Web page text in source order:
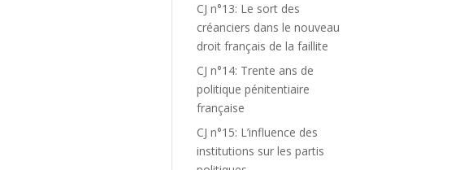
CJ n°13: Le sort des
créanciers dans le nouveau
droit français de la faillite
CJ n°14: Trente ans de
politique pénitentiaire
française
CJ n°15: L’influence des
institutions sur les partis